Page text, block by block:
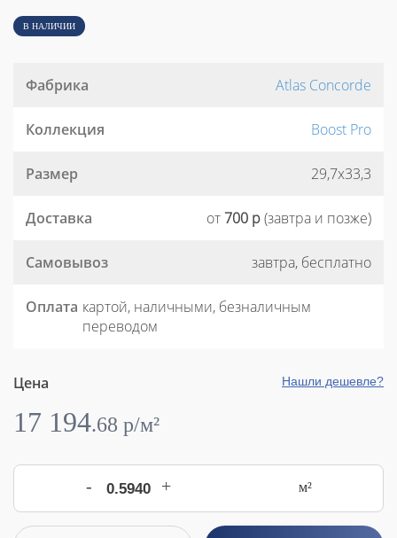
В НАЛИЧИИ
Фабрика Atlas Concorde
Коллекция Boost Pro
Размер 29,7x33,3
Доставка от 700 р(завтра и позже)
Самовывоз завтра, бесплатно
Оплата картой, наличными, безналичным
переводом
Цена
17 194.68 p/м²
Нашли дешевле?
- + м²